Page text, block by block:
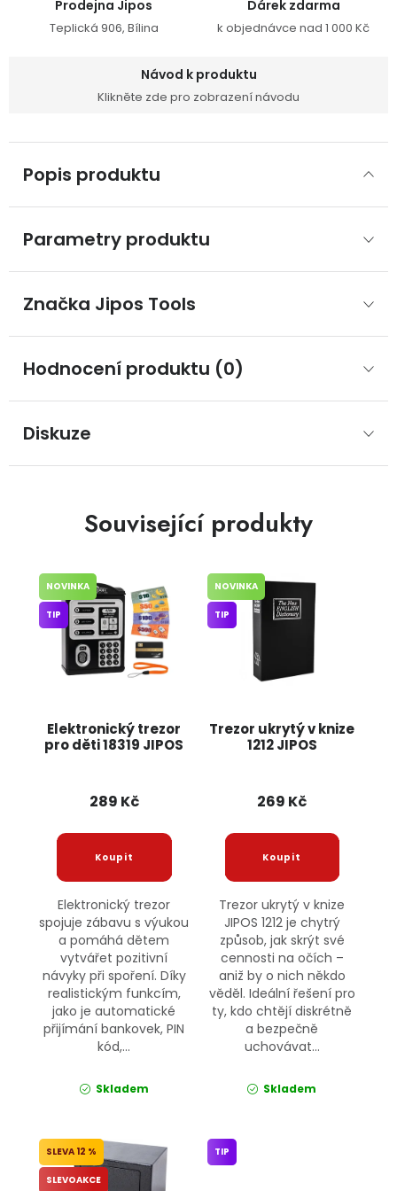
Prodejna Jipos
Teplická 906, Bílina
Dárek zdarma
k objednávce nad 1 000 Kč
Návod k produktu
Klikněte zde pro zobrazení návodu
Popis produktu
Parametry produktu
Značka Jipos Tools
Hodnocení produktu (0)
Diskuze
Související produkty
Elektronický trezor
pro děti 18319 JIPOS
NOVINKA
TIP
289 Kč
Elektronický trezor
spojuje zábavu s výukou
a pomáhá dětem
vytvářet pozitivní
návyky při spoření. Díky
realistickým funkcím,
jako je automatické
přijímání bankovek, PIN
kód,...
Skladem
Trezor ukrytý v knize
1212 JIPOS
NOVINKA
TIP
269 Kč
Trezor ukrytý v knize
JIPOS 1212 je chytrý
způsob, jak skrýt své
cennosti na očích –
aniž by o nich někdo
věděl. Ideální řešení pro
ty, kdo chtějí diskrétně
a bezpečně
uchovávat...
Skladem
12 %
SLEVOAKCE
TIP